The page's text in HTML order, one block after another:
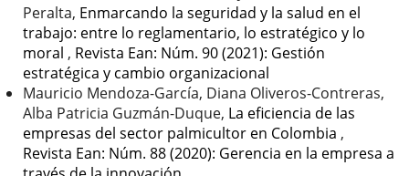
Peralta, Enmarcando la seguridad y la salud en el
trabajo: entre lo reglamentario, lo estratégico y lo
moral , Revista Ean: Núm. 90 (2021): Gestión
estratégica y cambio organizacional
Mauricio Mendoza-García, Diana Oliveros-Contreras,
Alba Patricia Guzmán-Duque, La eficiencia de las
empresas del sector palmicultor en Colombia ,
Revista Ean: Núm. 88 (2020): Gerencia en la empresa a